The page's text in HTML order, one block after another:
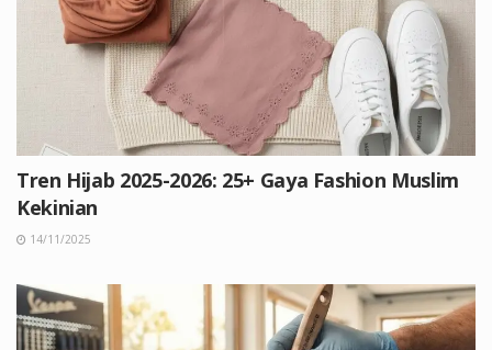
Tren Hijab 2025-2026: 25+ Gaya Fashion Muslim
Kekinian
14/11/2025